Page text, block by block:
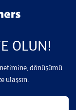
OLUN!
dönüşümü
ulaşsın.